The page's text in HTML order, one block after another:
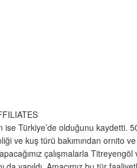
Türkiye’de olduğunu kaydetti.
ve kuş türü bakımından ornito
çalışmalarla